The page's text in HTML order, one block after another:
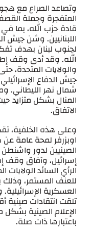
وتصاعد الصراع مع
المتفجرة وحملة
قادة حزب الله، بما
اللبنانيين. وشن جيش
لجنوب لبنان بهدف
الله. وقد أدى وقف
والولايات المتحدة،
جيش الدفاع
شمال نهر الليطاني.
المنال بشكل متزايد
الاتفاق.
وعلى هذه الخلفية،
اوبزرفر لمحة عامة عن
الصينيين لدور
إسرائيل، وآفاق وقف
الرأي السائد
للعنف المستمر، وذلك
العسكرية
تلقت انتقادات
الإعلام الصينية بشكل
باعتبارها ذات صلة.